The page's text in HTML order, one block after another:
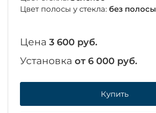
Цвет полосы у стекла: без полосы
Цена 3 600 руб.
Установка от 6 000 руб.
Купить